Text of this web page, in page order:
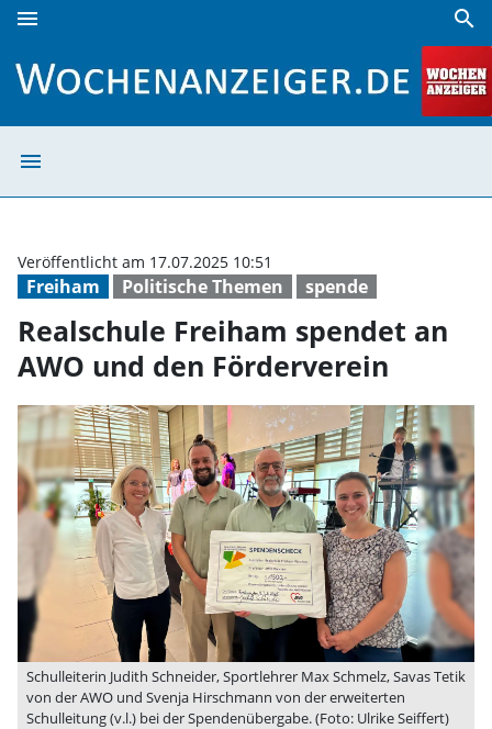
menu search
menu
Freiham Politische Themen spende
Veröffentlicht am 17.07.2025 10:51
Realschule Freiham spendet an
AWO und den Förderverein
Schulleiterin Judith Schneider, Sportlehrer Max Schmelz, Savas Tetik
von der AWO und Svenja Hirschmann von der erweiterten
Schulleitung (v.l.) bei der Spendenübergabe. (Foto: Ulrike Seiffert)